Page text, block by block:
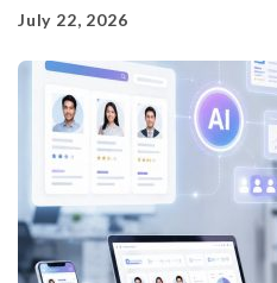
July 22, 2026